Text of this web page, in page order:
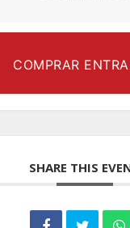
COMPRAR
SHARE THIS